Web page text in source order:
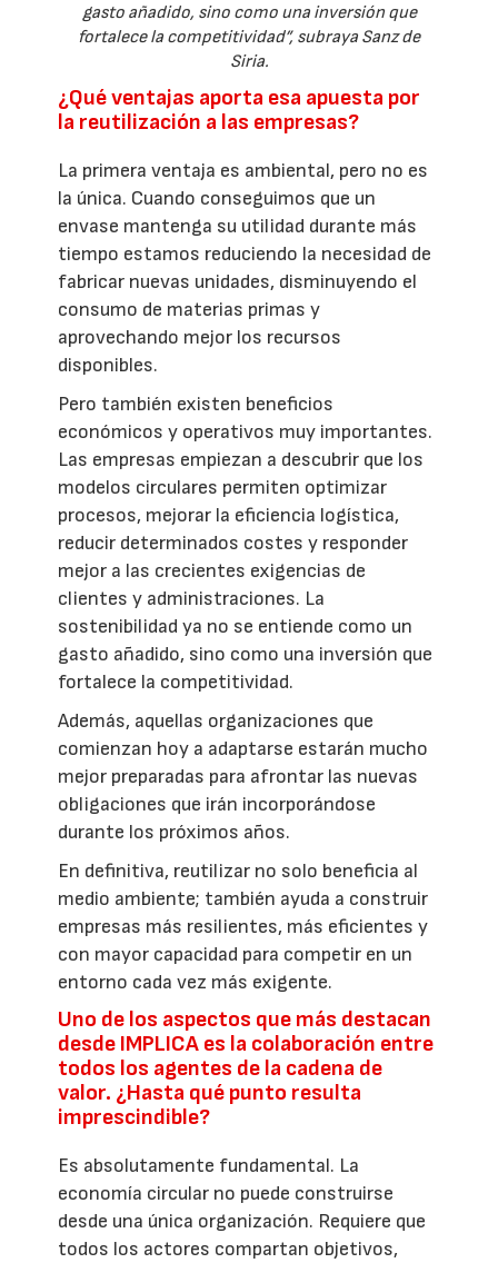
gasto añadido, sino como una inversión que
fortalece la competitividad”, subraya Sanz de
Siria.
¿Qué ventajas aporta esa apuesta por
la reutilización a las empresas?
La primera ventaja es ambiental, pero no es
la única. Cuando conseguimos que un
envase mantenga su utilidad durante más
tiempo estamos reduciendo la necesidad de
fabricar nuevas unidades, disminuyendo el
consumo de materias primas y
aprovechando mejor los recursos
disponibles.
Pero también existen beneficios
económicos y operativos muy importantes.
Las empresas empiezan a descubrir que los
modelos circulares permiten optimizar
procesos, mejorar la eficiencia logística,
reducir determinados costes y responder
mejor a las crecientes exigencias de
clientes y administraciones. La
sostenibilidad ya no se entiende como un
gasto añadido, sino como una inversión que
fortalece la competitividad.
Además, aquellas organizaciones que
comienzan hoy a adaptarse estarán mucho
mejor preparadas para afrontar las nuevas
obligaciones que irán incorporándose
durante los próximos años.
En definitiva, reutilizar no solo beneficia al
medio ambiente; también ayuda a construir
empresas más resilientes, más eficientes y
con mayor capacidad para competir en un
entorno cada vez más exigente.
Uno de los aspectos que más destacan
desde IMPLICA es la colaboración entre
todos los agentes de la cadena de
valor. ¿Hasta qué punto resulta
imprescindible?
Es absolutamente fundamental. La
economía circular no puede construirse
desde una única organización. Requiere que
todos los actores compartan objetivos,